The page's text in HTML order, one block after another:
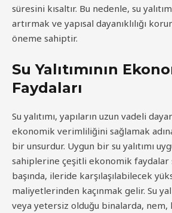
süresini kısaltır. Bu nedenle, su
artırmak ve yapısal dayanıklılığı
öneme sahiptir.
Su Yalıtımının
Faydaları
Su yalıtımı, yapıların uzun vadeli
ekonomik verimliliğini sağlamak
bir unsurdur. Uygun bir su yalıtımı
sahiplerine çeşitli ekonomik faydalar
başında, ileride karşılaşılabilecek
maliyetlerinden kaçınmak gelir. Su
veya yetersiz olduğu binalarda, nem,